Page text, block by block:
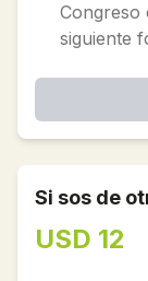
Congreso
siguiente
Si sos de
USD 12